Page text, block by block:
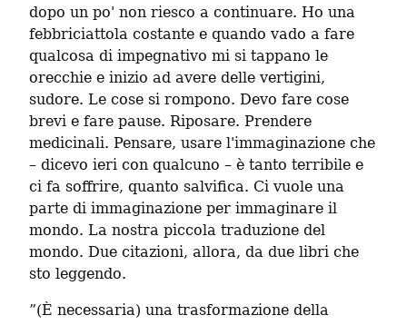
dopo un po' non riesco a continuare. Ho una
febbriciattola costante e quando vado a fare
qualcosa di impegnativo mi si tappano le
orecchie e inizio ad avere delle vertigini,
sudore. Le cose si rompono. Devo fare cose
brevi e fare pause. Riposare. Prendere
medicinali. Pensare, usare l'immaginazione che
– dicevo ieri con qualcuno – è tanto terribile e
ci fa soffrire, quanto salvifica. Ci vuole una
parte di immaginazione per immaginare il
mondo. La nostra piccola traduzione del
mondo. Due citazioni, allora, da due libri che
sto leggendo.
”(È necessaria) una trasformazione della